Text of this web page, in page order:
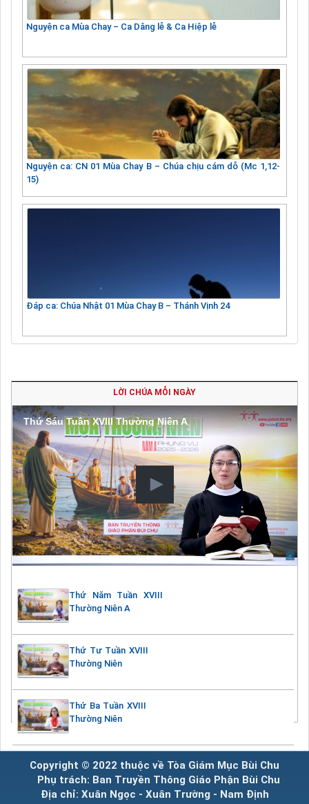
Nguyện ca Mùa Chay – Ca Dâng lễ & Ca Hiệp lễ
Nguyện ca: CN 01 Mùa Chay B – Chúa chịu cám dỗ (Mc 1,12-
15)
Đáp ca: Chúa Nhật 01 Mùa Chay B – Thánh Vịnh 24
LỜI CHÚA MỖI NGÀY
Thứ Sáu Tuần XVIII Thường Niên A
Thứ Năm Tuần XVIII
Thường Niên A
Thứ Tư Tuần XVIII
Thường Niên
Thứ Ba Tuần XVIII
Thường Niên
Copyright © 2022 thuộc về Tòa Giám Mục Bùi Chu
Phụ trách: Ban Truyền Thông Giáo Phận Bùi Chu
Địa chỉ: Xuân Ngọc - Xuân Trường - Nam Định